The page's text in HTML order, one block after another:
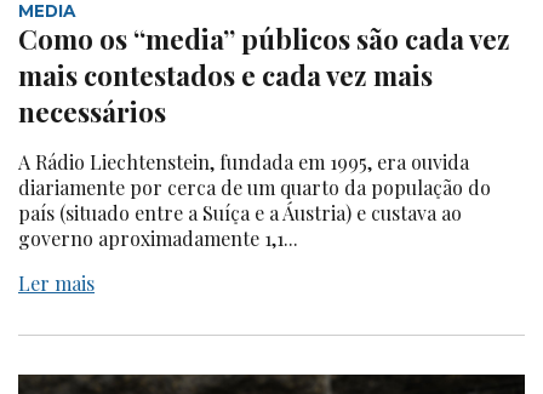
MEDIA
Como os “media” públicos são cada vez
mais contestados e cada vez mais
necessários
A Rádio Liechtenstein, fundada em 1995, era ouvida
diariamente por cerca de um quarto da população do
país (situado entre a Suíça e a Áustria) e custava ao
governo aproximadamente 1,1...
Ler mais